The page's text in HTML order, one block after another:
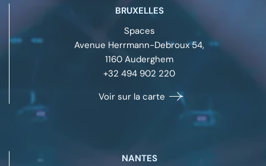
BRUXELLES
Spaces
Avenue Herrmann-Debroux 54,
1160 Auderghem
+32 494 902 220
Voir sur la carte
NANTES